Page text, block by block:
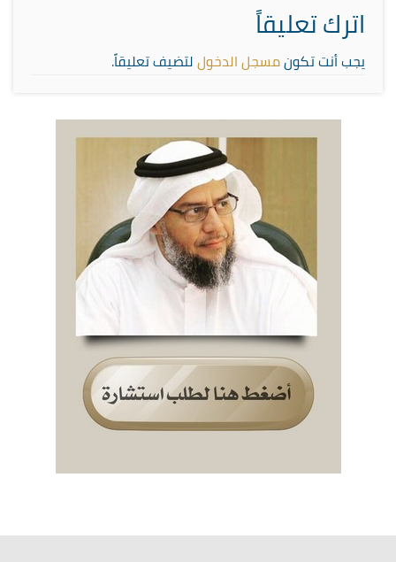
اترك تعليقاً
يجب أنت تكونمسجل الدخوللتضيف تعليقاً.